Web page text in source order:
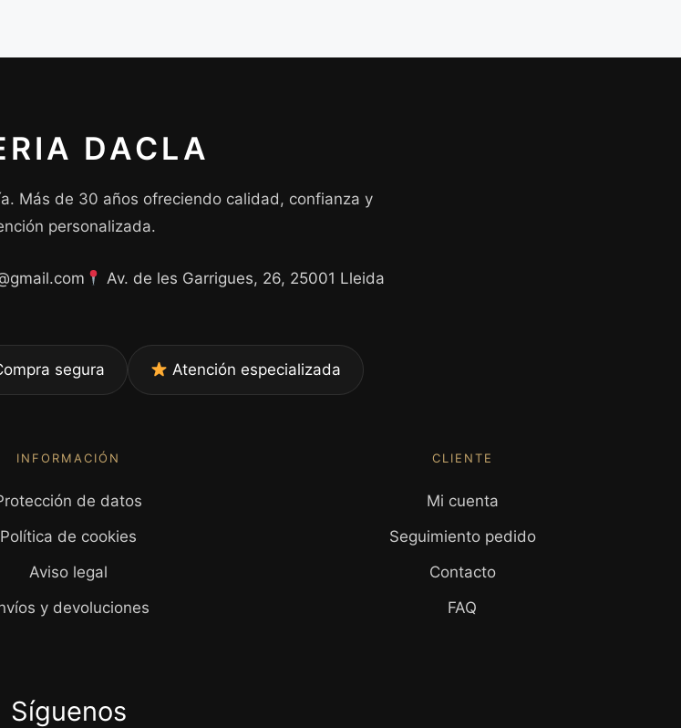
DACLA
Más de 30 años ofreciendo calidad, confianza y
personalizada.
Av. de les Garrigues, 26, 25001 Lleida
segura Atención especializada
INFORMACIÓN
de datos
Política de cookies
Aviso legal
y devoluciones
CLIENTE
Mi cuenta
Seguimiento pedido
Contacto
FAQ
Síguenos